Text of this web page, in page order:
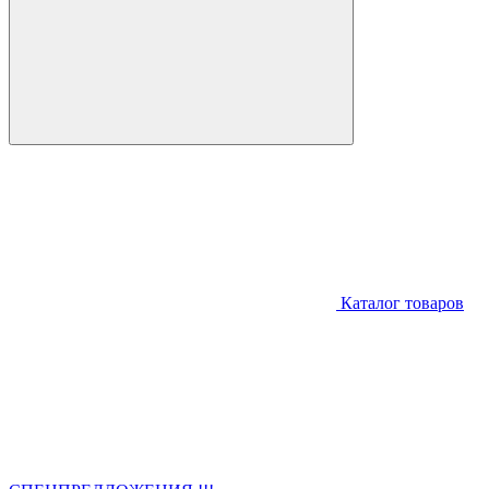
Каталог товаров